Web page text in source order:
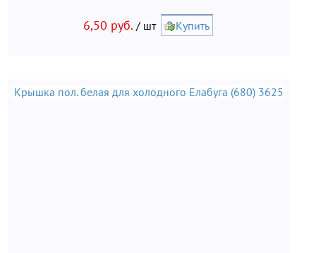
6,50 руб. / шт Купить
Крышка пол. белая для холодного Елабуга (680) 3625